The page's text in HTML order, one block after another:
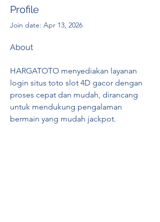
Profile
Join date: Apr 13, 2026
About
HARGATOTO menyediakan layanan
login situs toto slot 4D gacor dengan
proses cepat dan mudah, dirancang
untuk mendukung pengalaman
bermain yang mudah jackpot.